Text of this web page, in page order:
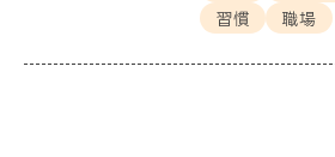
習慣
職場